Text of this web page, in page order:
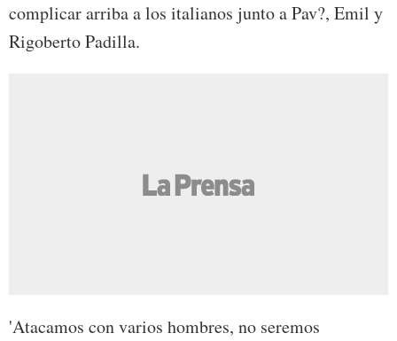
complicar arriba a los italianos junto a Pav?, Emil y
Rigoberto Padilla.
'Atacamos con varios hombres, no seremos